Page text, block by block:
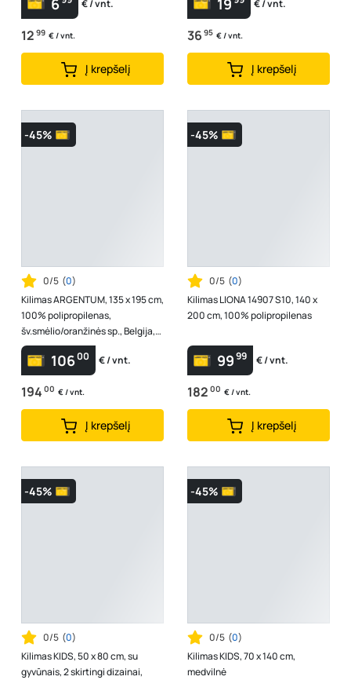
6 € / vnt.
12 99 € / vnt.
Į krepšelį
19 € / vnt.
36 95 € / vnt.
Į krepšelį
-45%
0/5 (0)
Kilimas ARGENTUM, 135 x 195 cm,
100% polipropilenas,
šv.smėlio/oranžinės sp., Belgija,
63807828004
10600 € / vnt.
194 00 € / vnt.
Į krepšelį
-45%
0/5 (0)
Kilimas LIONA 14907 S10, 140 x
200 cm, 100% polipropilenas
9999 € / vnt.
182 00 € / vnt.
Į krepšelį
-45%
0/5 (0)
Kilimas KIDS, 50 x 80 cm, su
gyvūnais, 2 skirtingi dizainai,
-45%
0/5 (0)
Kilimas KIDS, 70 x 140 cm,
medvilnė